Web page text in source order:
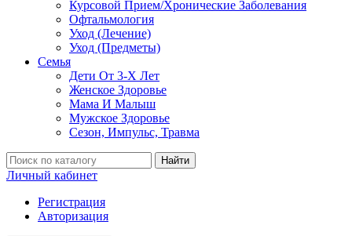
Курсовой Прием/Хронические Заболевания
Офтальмология
Уход (Лечение)
Уход (Предметы)
Семья
Дети От 3-Х Лет
Женское Здоровье
Мама И Малыш
Мужское Здоровье
Сезон, Импульс, Травма
Найти
Личный кабинет
Регистрация
Авторизация